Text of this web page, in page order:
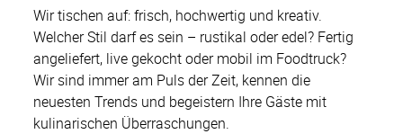
Wir tischen auf: frisch, hochwertig und kreativ.
Welcher Stil darf es sein – rustikal oder edel? Fertig
angeliefert, live gekocht oder mobil im Foodtruck?
Wir sind immer am Puls der Zeit, kennen die
neuesten Trends und begeistern Ihre Gäste mit
kulinarischen Überraschungen.